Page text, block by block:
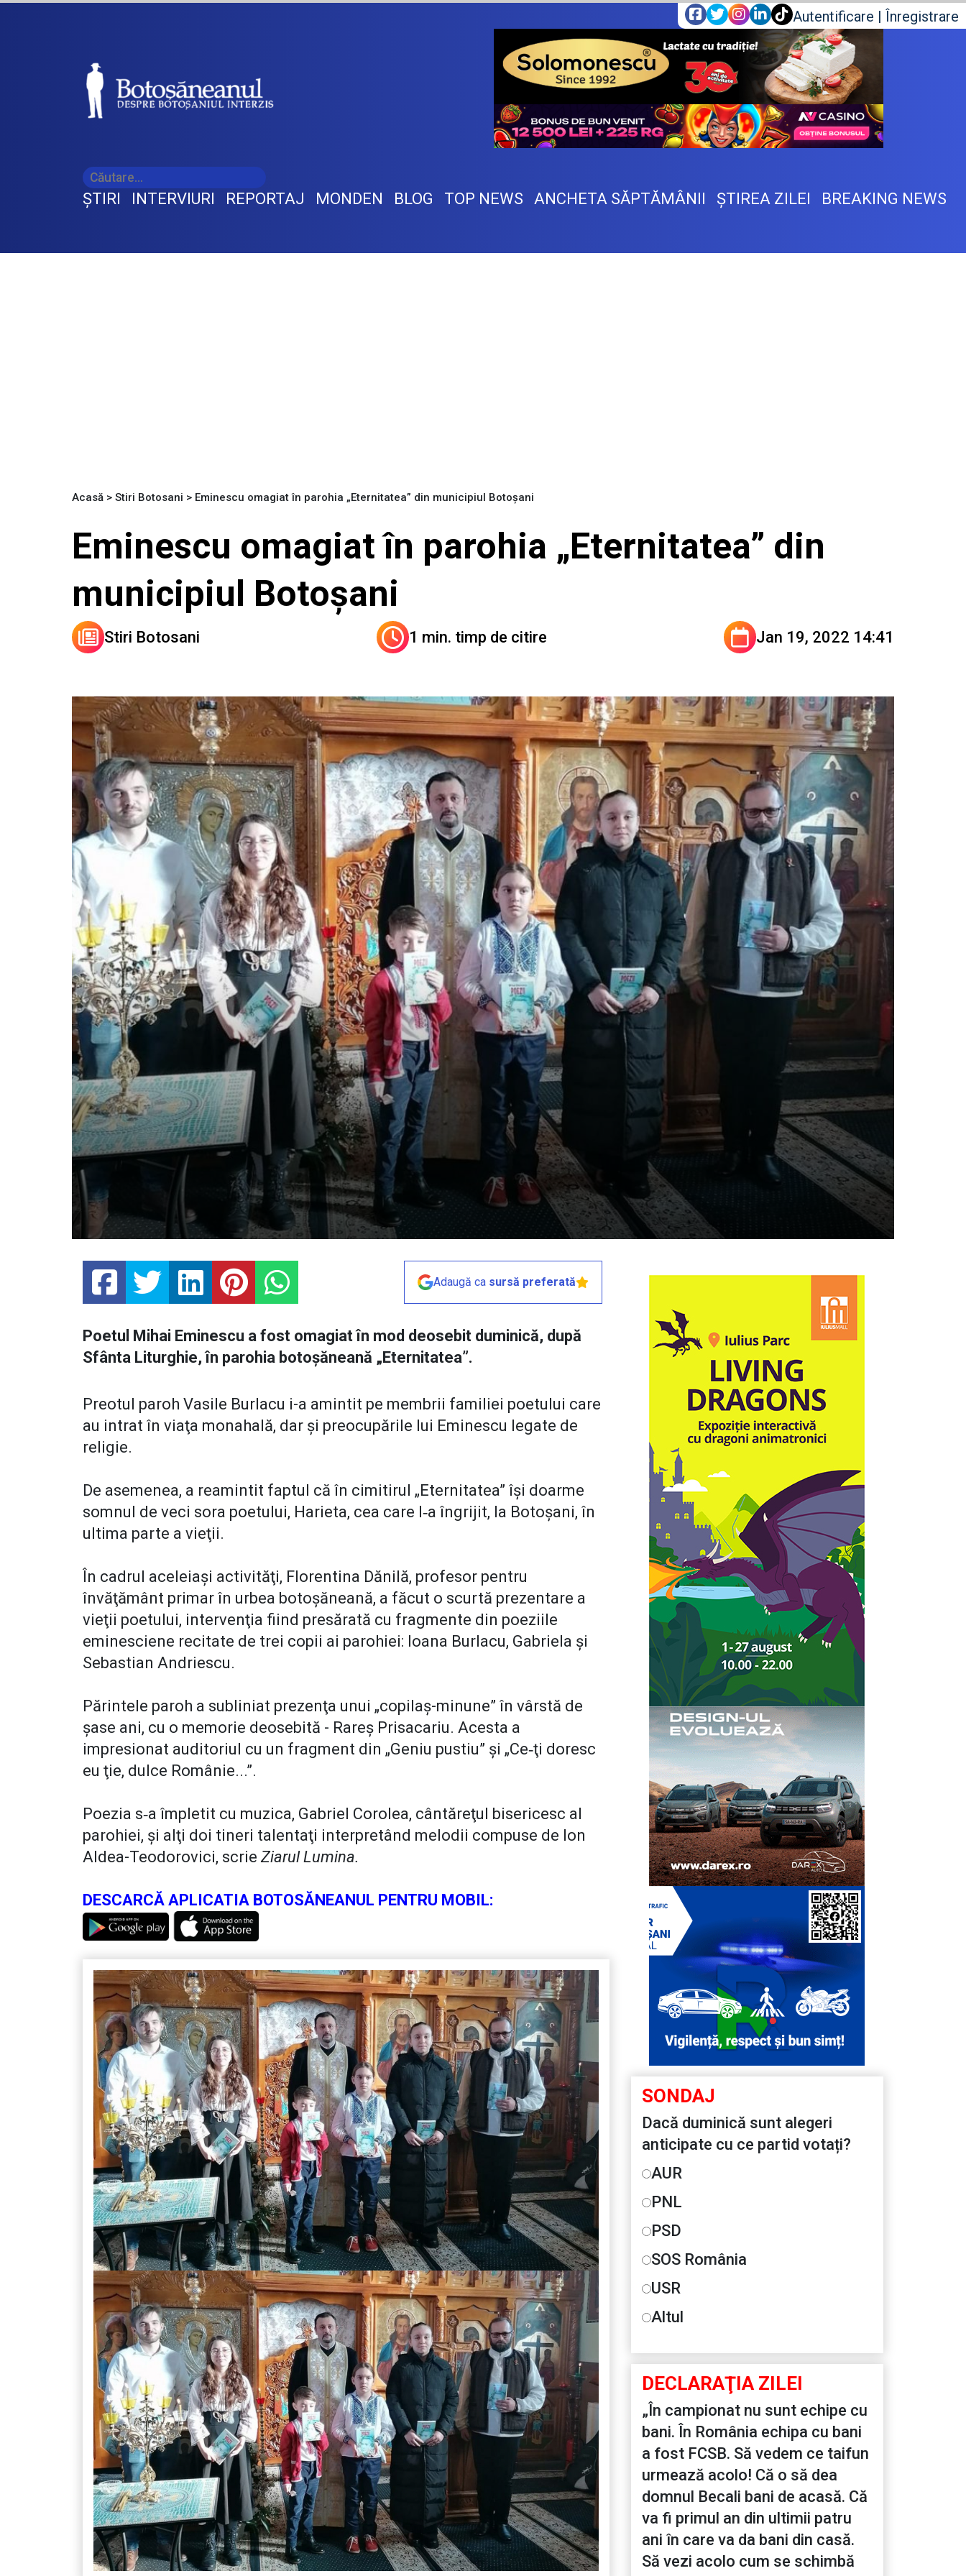
Autentificare | Înregistrare
ŞTIRI INTERVIURI REPORTAJ MONDEN BLOG TOP NEWS ANCHETA SĂPTĂMÂNII ŞTIREA ZILEI BREAKING NEWS
Acasă > Stiri Botosani > Eminescu omagiat în parohia „Eternitatea” din municipiul Botoșani
Eminescu omagiat în parohia „Eternitatea” din
municipiul Botoșani
Stiri Botosani 1 min. timp de citire Jan 19, 2022 14:41
Adaugă ca sursă preferată
Poetul Mihai Eminescu a fost omagiat în mod deosebit duminică, după
Sfânta Liturghie, în parohia botoșăneană „Eternitatea”.
Preotul paroh Vasile Burlacu i-a amintit pe membrii familiei poetului care
au intrat în viaţa monahală, dar şi preocupările lui Eminescu legate de
religie.
De asemenea, a reamintit faptul că în cimitirul „Eternitatea” îşi doarme
somnul de veci sora poetului, Harieta, cea care l‑a îngrijit, la Botoşani, în
ultima parte a vieţii.
În cadrul aceleiaşi activităţi, Florentina Dănilă, profesor pentru
învăţământ primar în urbea botoşăneană, a făcut o scurtă prezentare a
vieţii poetului, intervenţia fiind presărată cu fragmente din poeziile
eminesciene recitate de trei copii ai parohiei: Ioana Burlacu, Gabriela şi
Sebastian Andriescu.
Părintele paroh a subliniat prezenţa unui „copilaş-minune” în vârstă de
şase ani, cu o memorie deosebită - Rareş Prisacariu. Acesta a
impresionat auditoriul cu un fragment din „Geniu pustiu” şi „Ce‑ţi doresc
eu ţie, dulce Românie...”.
Poezia s‑a împletit cu muzica, Gabriel Corolea, cântăreţul bisericesc al
parohiei, şi alţi doi tineri talentaţi interpretând melodii compuse de Ion
Aldea-Teodorovici, scrie Ziarul Lumina.
DESCARCĂ APLICATIA BOTOSĂNEANUL PENTRU MOBIL:
SONDAJ
Dacă duminică sunt alegeri
anticipate cu ce partid votați?
AUR
PNL
PSD
SOS România
USR
Altul
DECLARAŢIA ZILEI
„În campionat nu sunt echipe cu
bani. În România echipa cu bani
a fost FCSB. Să vedem ce taifun
urmează acolo! Că o să dea
domnul Becali bani de acasă. Că
va fi primul an din ultimii patru
ani în care va da bani din casă.
Să vezi acolo cum se schimbă